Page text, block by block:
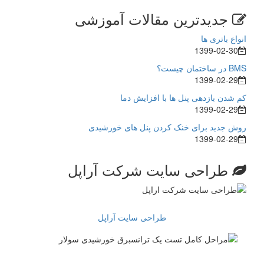
جدیدترین مقالات آموزشی
انواع باتری ها
1399-02-30
BMS در ساختمان چیست؟
1399-02-29
کم شدن بازدهی پنل ها با افزایش دما
1399-02-29
روش جدید برای خنک کردن پنل های خورشیدی
1399-02-29
طراحی سایت شرکت آراپل
طراحی سایت آراپل